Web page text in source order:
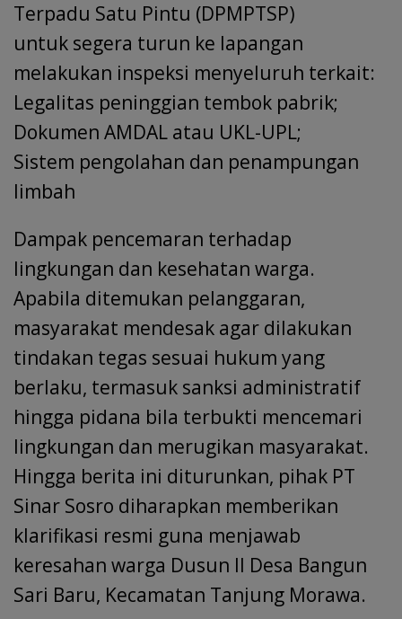
Terpadu Satu Pintu (DPMPTSP)
untuk segera turun ke lapangan
melakukan inspeksi menyeluruh terkait:
Legalitas peninggian tembok pabrik;
Dokumen AMDAL atau UKL-UPL;
Sistem pengolahan dan penampungan
limbah
Dampak pencemaran terhadap
lingkungan dan kesehatan warga.
Apabila ditemukan pelanggaran,
masyarakat mendesak agar dilakukan
tindakan tegas sesuai hukum yang
berlaku, termasuk sanksi administratif
hingga pidana bila terbukti mencemari
lingkungan dan merugikan masyarakat.
Hingga berita ini diturunkan, pihak PT
Sinar Sosro diharapkan memberikan
klarifikasi resmi guna menjawab
keresahan warga Dusun II Desa Bangun
Sari Baru, Kecamatan Tanjung Morawa.